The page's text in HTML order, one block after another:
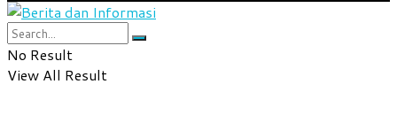
No Result
View All Result